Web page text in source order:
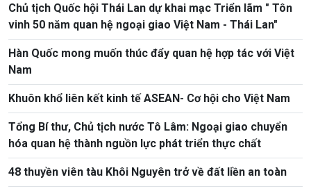
Chủ tịch Quốc hội Thái Lan dự khai mạc Triển lãm " Tôn
vinh 50 năm quan hệ ngoại giao Việt Nam - Thái Lan"
Hàn Quốc mong muốn thúc đẩy quan hệ hợp tác với Việt
Nam
Khuôn khổ liên kết kinh tế ASEAN- Cơ hội cho Việt Nam
Tổng Bí thư, Chủ tịch nước Tô Lâm: Ngoại giao chuyển
hóa quan hệ thành nguồn lực phát triển thực chất
48 thuyền viên tàu Khôi Nguyên trở về đất liền an toàn